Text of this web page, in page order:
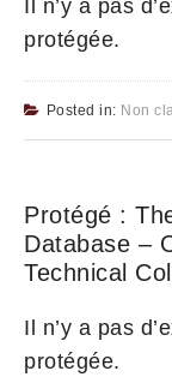
Il n’y a pas
protégée.
Posted in: Non
Protégé :
Database –
Technical
Il n’y a pas
protégée.